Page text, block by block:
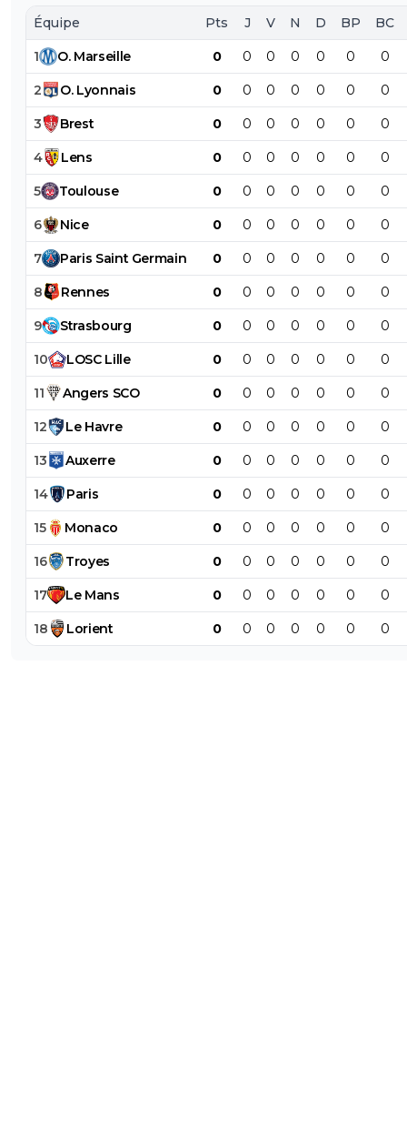
Équipe Pts J V N D BP BC
1 O. Marseille 0 0 0 0 0 0 0
2 O. Lyonnais 0 0 0 0 0 0 0
3 Brest 0 0 0 0 0 0 0
4 Lens 0 0 0 0 0 0 0
5 Toulouse 0 0 0 0 0 0 0
6 Nice 0 0 0 0 0 0 0
7 Paris Saint Germain 0 0 0 0 0 0 0
8 Rennes 0 0 0 0 0 0 0
9 Strasbourg 0 0 0 0 0 0 0
10 LOSC Lille 0 0 0 0 0 0 0
11 Angers SCO 0 0 0 0 0 0 0
12 Le Havre 0 0 0 0 0 0 0
13 Auxerre 0 0 0 0 0 0 0
14 Paris 0 0 0 0 0 0 0
15 Monaco 0 0 0 0 0 0 0
16 Troyes 0 0 0 0 0 0 0
17 Le Mans 0 0 0 0 0 0 0
18 Lorient 0 0 0 0 0 0 0